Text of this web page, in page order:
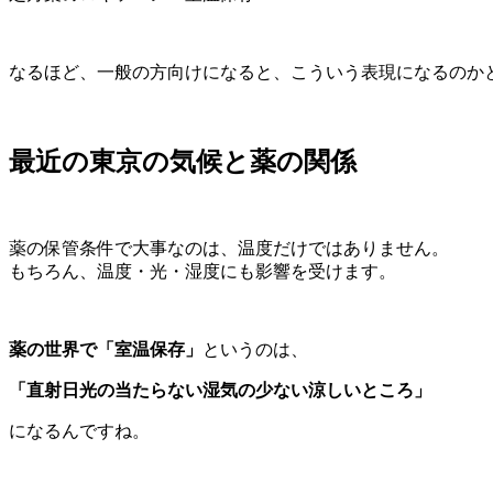
なるほど、一般の方向けになると、こういう表現になるのか
最近の東京の気候と薬の関係
薬の保管条件で大事なのは、温度だけではありません。
もちろん、温度・光・湿度にも影響を受けます。
薬の世界で「室温保存」 というのは、
「直射日光の当たらない湿気の少ない涼しいところ」
になるんですね。